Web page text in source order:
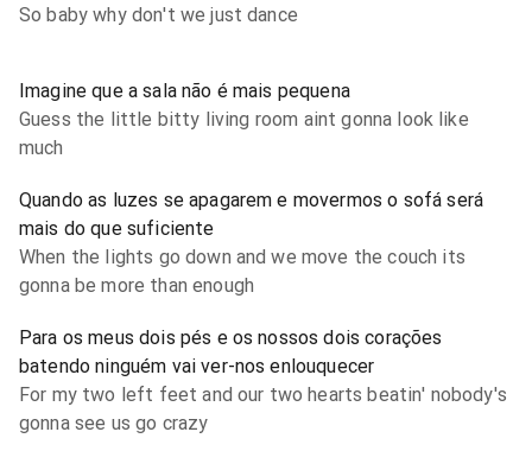
So baby why don't we just dance
Imagine que a sala não é mais pequena
Guess the little bitty living room aint gonna look like
much
Quando as luzes se apagarem e movermos o sofá será
mais do que suficiente
When the lights go down and we move the couch its
gonna be more than enough
Para os meus dois pés e os nossos dois corações
batendo ninguém vai ver-nos enlouquecer
For my two left feet and our two hearts beatin' nobody's
gonna see us go crazy